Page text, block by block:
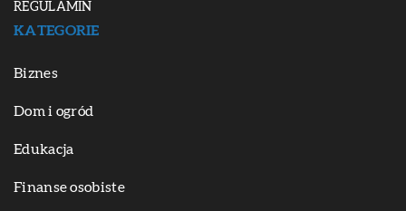
REGULAMIN
KATEGORIE
Biznes
Dom i ogród
Edukacja
Finanse osobiste